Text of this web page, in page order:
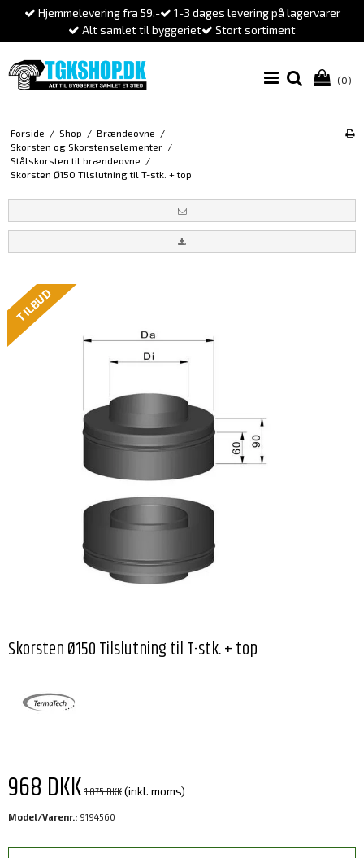
Hjemmelevering fra 59,-
1-3 dages levering på lagervarer
Alt samlet til byggeriet
Stort sortiment
(0)
Forside / Shop / Brændeovne /
Skorsten og Skorstenselementer /
Stålskorsten til brændeovne /
Skorsten Ø150 Tilslutning til T-stk. + top
TILBUD
Skorsten Ø150 Tilslutning til T-stk. + top
968 DKK1.075 DKK(inkl. moms)
Model/Varenr.: 9194560